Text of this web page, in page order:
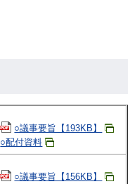
○議事要旨【193KB】
○配付資料
○議事要旨【156KB】